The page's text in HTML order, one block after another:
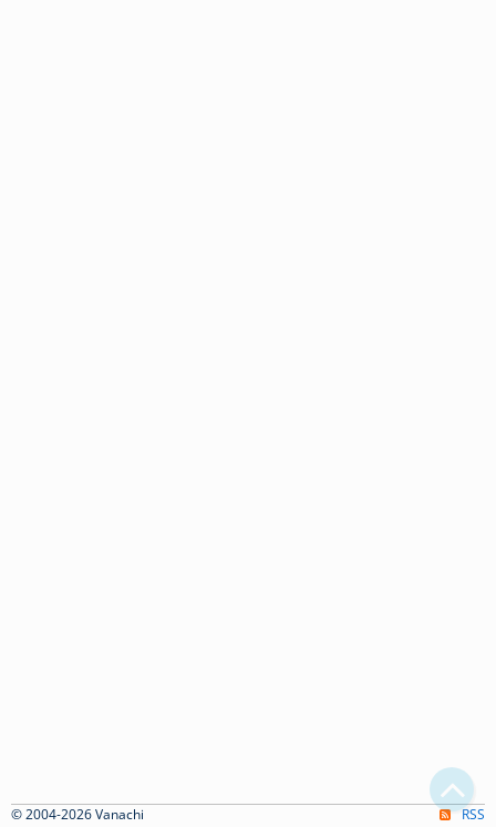
© 2004-2026 Vanachi RSS